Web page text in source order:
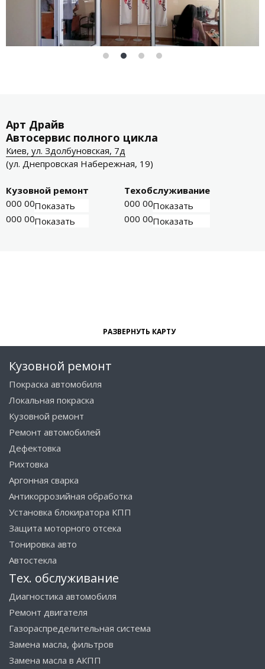
Арт Драйв
Автосервис полного цикла
Киев, ул. Здолбуновская, 7д
(ул. Днепровская Набережная, 19)
Кузовной ремонт
000 000-00-01
Показать
000 000-00-02
Показать
Техобслуживание
000 000-00-03
Показать
000 000-00-04
Показать
РАЗВЕРНУТЬ КАРТУ
Кузовной ремонт
Покраска автомобиля
Локальная покраска
Кузовной ремонт
Ремонт автомобилей
Дефектовка
Рихтовка
Аргонная сварка
Антикоррозийная обработка
Установка блокиратора КПП
Защита моторного отсека
Тонировка авто
Автостекла
Тех. обслуживание
Диагностика автомобиля
Ремонт двигателя
Газораспределительная система
Замена масла, фильтров
Замена масла в АКПП